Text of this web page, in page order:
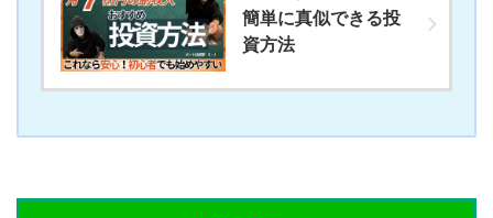
簡単に真似できる投
資方法